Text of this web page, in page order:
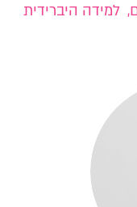
, למידה היברידית